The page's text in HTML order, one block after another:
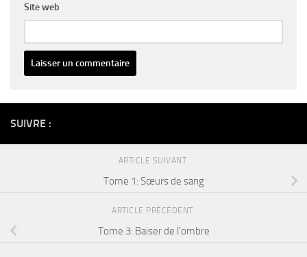
Site web
SUIVRE :
ARTICLE SUIVANT
Tome 1: Sœurs de sang
ARTICLE PRÉCÉDENT
Tome 3: Baiser de l’ombre